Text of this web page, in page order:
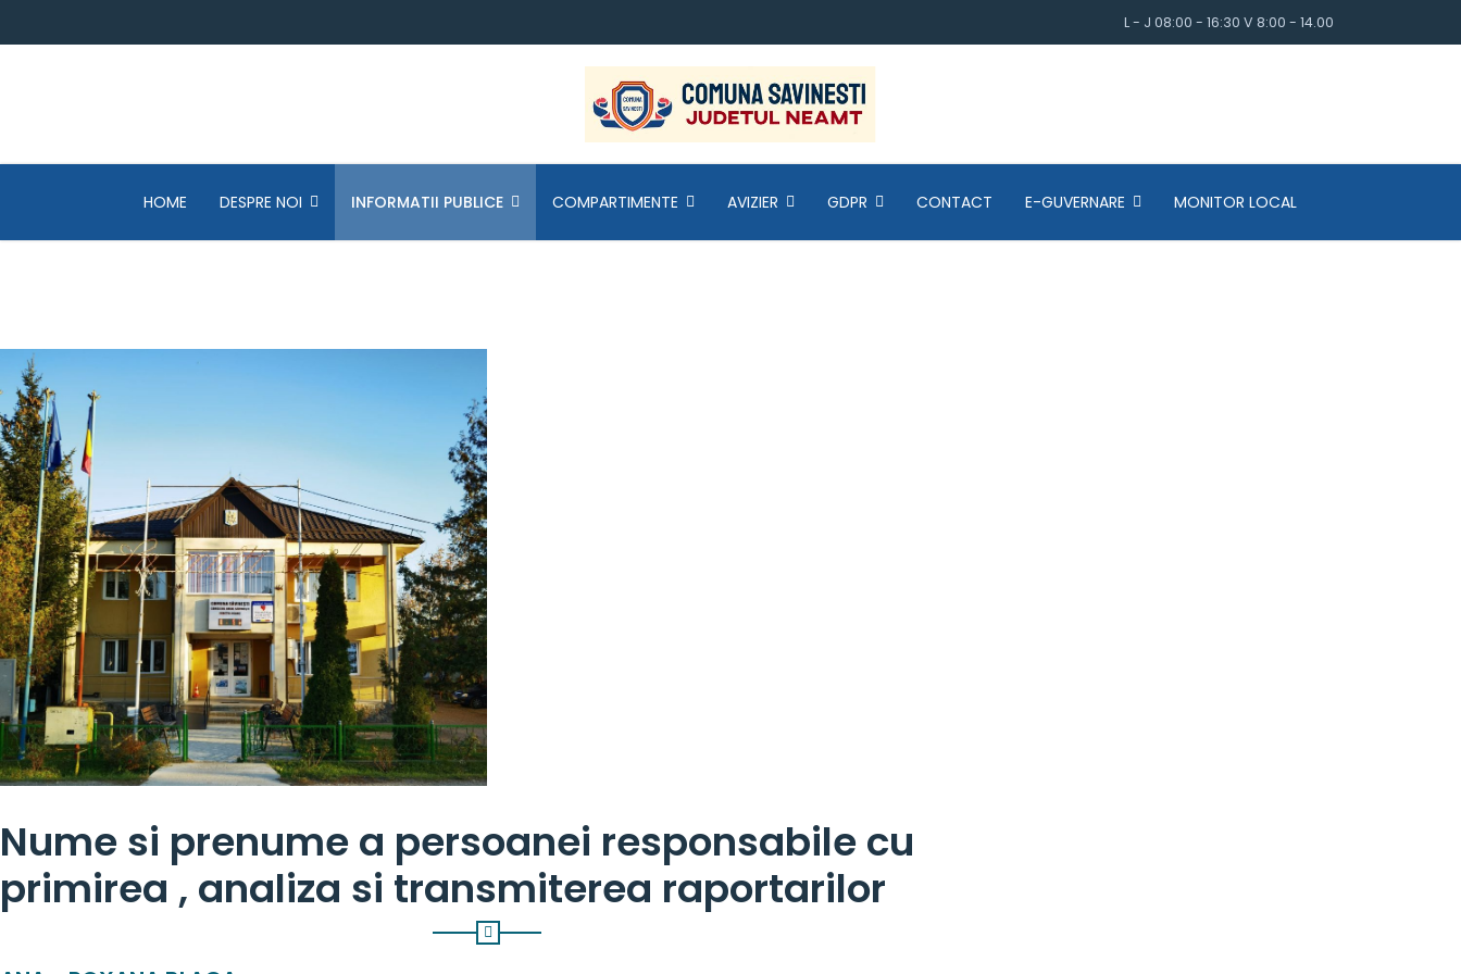
L - J 08:00 - 16:30 V 8:00 - 14.00
HOME DESPRE NOI INFORMATII PUBLICE COMPARTIMENTE AVIZIER GDPR CONTACT E-GUVERNARE MONITOR LOCAL
Nume si prenume a persoanei responsabile cu
primirea , analiza si transmiterea raportarilor